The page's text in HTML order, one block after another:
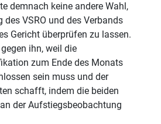
demnach keine andere Wahl,
des VSRO und des Verbands
Gericht überprüfen zu lassen.
ihn, weil die
zum Ende des Monats
sein muss und der
schafft, indem die beiden
der Aufstiegsbeobachtung